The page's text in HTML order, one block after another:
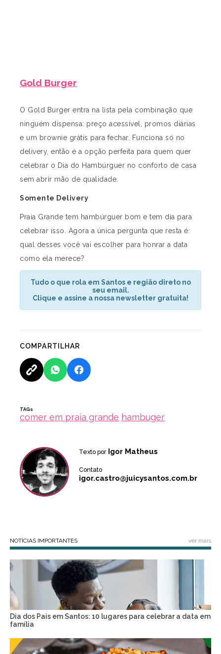
Gold Burger
O Gold Burger entra na lista pela combinação que
ninguém dispensa: preço acessível, promos diárias
e um brownie grátis para fechar. Funciona só no
delivery, então é a opção perfeita para quem quer
celebrar o Dia do Hambúrguer no conforto de casa
sem abrir mão de qualidade.
Somente Delivery
Praia Grande tem hambúrguer bom e tem dia para
celebrar isso. Agora a única pergunta que resta é:
qual desses você vai escolher para honrar a data
como ela merece?
Tudo o que rola em Santos e região direto no
seu email.
Clique e assine a nossa newsletter gratuita!
COMPARTILHAR
TAGs
comer em praia grande hambuger
Texto por Igor Matheus
Contato
igor.castro@juicysantos.com.br
NOTÍCIAS IMPORTANTES ver mais
Dia dos Pais em Santos: 10 lugares para celebrar a data em
família